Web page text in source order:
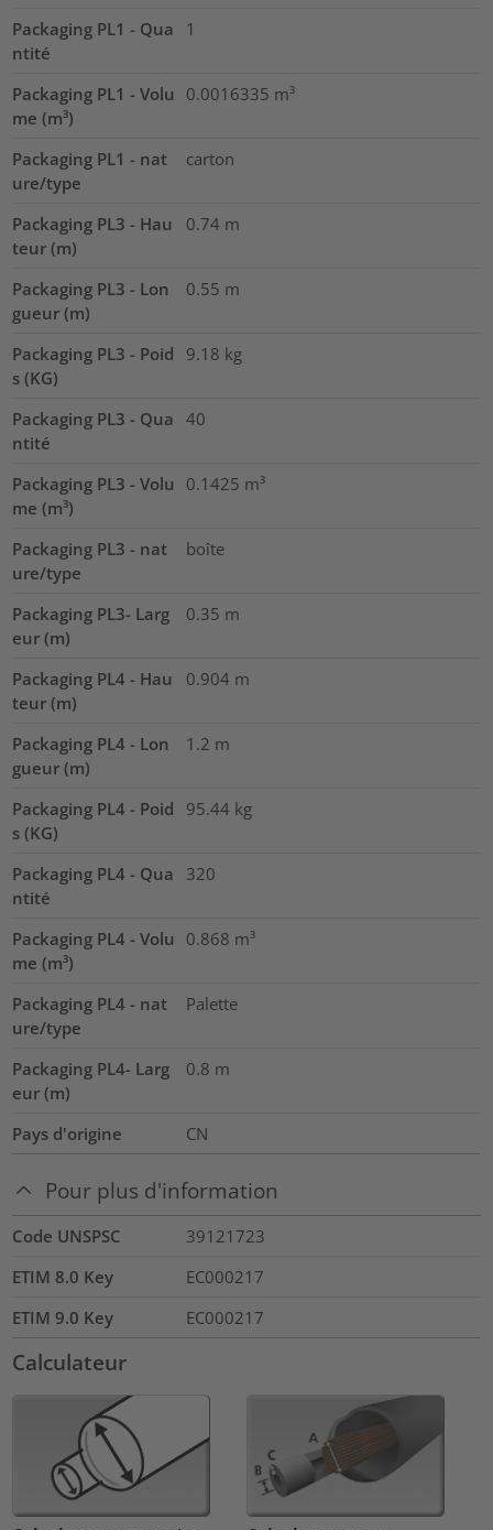
Packaging PL1 - Qua
ntité
1
Packaging PL1 - Volu
me (m³)
0.0016335 m³
Packaging PL1 - nat
ure/type
carton
Packaging PL3 - Hau
teur (m)
0.74 m
Packaging PL3 - Lon
gueur (m)
0.55 m
Packaging PL3 - Poid
s (KG)
9.18 kg
Packaging PL3 - Qua
ntité
40
Packaging PL3 - Volu
me (m³)
0.1425 m³
Packaging PL3 - nat
ure/type
boîte
Packaging PL3- Larg
eur (m)
0.35 m
Packaging PL4 - Hau
teur (m)
0.904 m
Packaging PL4 - Lon
gueur (m)
1.2 m
Packaging PL4 - Poid
s (KG)
95.44 kg
Packaging PL4 - Qua
ntité
320
Packaging PL4 - Volu
me (m³)
0.868 m³
Packaging PL4 - nat
ure/type
Palette
Packaging PL4- Larg
eur (m)
0.8 m
Pays d'origine CN
Pour plus d'information
Code UNSPSC
39121723
ETIM 8.0 Key
EC000217
ETIM 9.0 Key
EC000217
Calculateur